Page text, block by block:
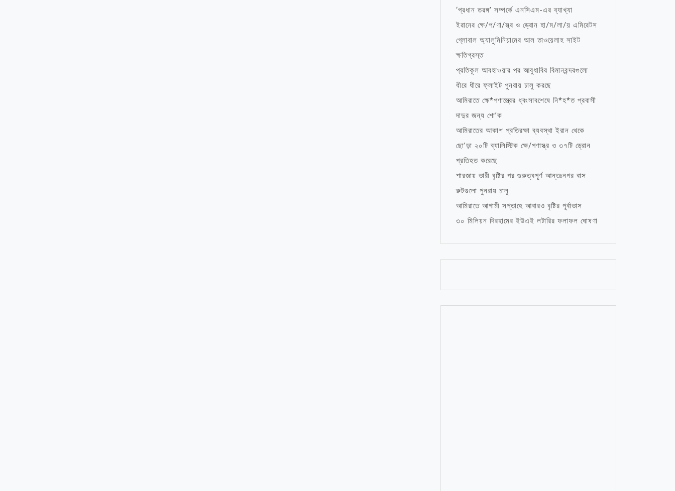
‘প্রধান তরঙ্গ’ সম্পর্কে এনসিএম-এর ব্যাখ্যা
ইরানের ক্ষে/প/ণা/স্ত্র ও ড্রোন হা/ম/লা/য় এমিরেটস
গ্লোবাল অ্যালুমিনিয়ামের আল তাওয়েলাহ সাইট
ক্ষতিগ্রস্ত
প্রতিকূল আবহাওয়ার পর আবুধাবির বিমানবন্দরগুলো
ধীরে ধীরে ফ্লাইট পুনরায় চালু করছে
আমিরাতে ক্ষে*পণাস্ত্রের ধ্বংসাবশেষে নি*হ*ত প্রবাসী
দাদুর জন্য শো’ক
আমিরাতের আকাশ প্রতিরক্ষা ব্যবস্থা ইরান থেকে
ছো’ড়া ২০টি ব্যালিস্টিক ক্ষে/পণাস্ত্র ও ৩৭টি ড্রোন
প্রতিহত করেছে
শারজায় ভারী বৃষ্টির পর গুরুত্বপূর্ণ আন্তঃনগর বাস
রুটগুলো পুনরায় চালু
আমিরাতে আগামী সপ্তাহে আবারও বৃষ্টির পূর্বাভাস
৩০ মিলিয়ন দিরহামের ইউএই লটারির ফলাফল ঘোষণা